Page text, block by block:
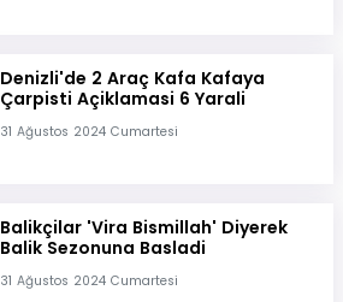
Denizli'de 2 Araç Kafa Kafaya
Çarpisti Açiklamasi 6 Yarali
31 Ağustos 2024 Cumartesi
Balikçilar 'Vira Bismillah' Diyerek
Balik Sezonuna Basladi
31 Ağustos 2024 Cumartesi